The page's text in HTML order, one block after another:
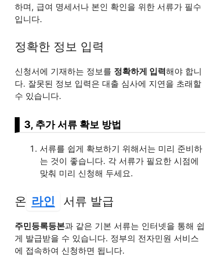
하며, 급여 명세서나 본인 확인을 위한 서류가 필수
입니다.
정확한 정보 입력
신청서에 기재하는 정보를 정확하게 입력해야 합니
다. 잘못된 정보 입력은 대출 심사에 지연을 초래할
수 있습니다.
3, 추가 서류 확보 방법
서류를 쉽게 확보하기 위해서는 미리 준비하
는 것이 좋습니다. 각 서류가 필요한 시점에
맞춰 미리 신청해 두세요.
온 라인 서류 발급
주민등록등본과 같은 기본 서류는 인터넷을 통해 쉽
게 발급받을 수 있습니다. 정부의 전자민원 서비스
에 접속하여 신청하면 됩니다.